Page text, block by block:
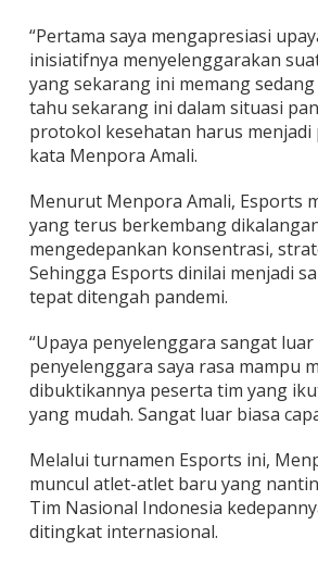
“Pertama saya mengapresiasi
inisiatifnya menyelenggarakan
yang sekarang ini memang
tahu sekarang ini dalam situasi
protokol kesehatan harus menjadi
kata Menpora Amali.
Menurut Menpora Amali, Esports
yang terus berkembang
mengedepankan konsentrasi,
Sehingga Esports dinilai menjadi
tepat ditengah pandemi.
“Upaya penyelenggara sangat
penyelenggara saya rasa mampu
dibuktikannya peserta tim yang
yang mudah. Sangat luar biasa
Melalui turnamen Esports ini,
muncul atlet-atlet baru yang
Tim Nasional Indonesia
ditingkat internasional.